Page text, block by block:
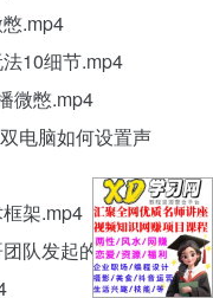
.mp4
10细节.mp4
微憋.mp4
电脑如何设置声
架.mp4
队发起的直播.mp4